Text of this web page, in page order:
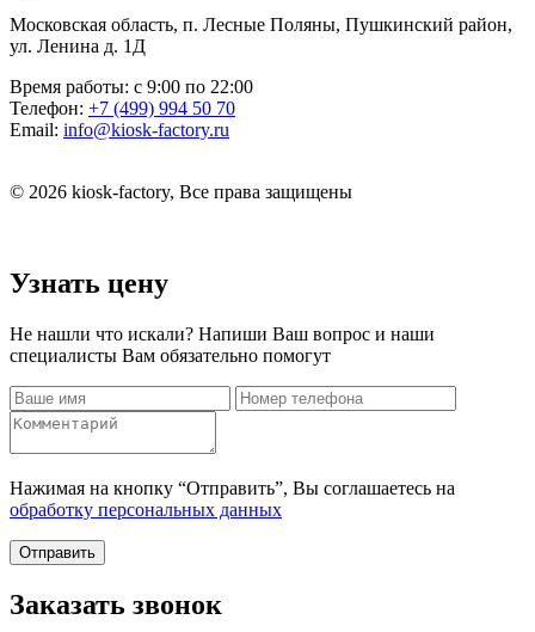
Московская область, п. Лесные Поляны, Пушкинский район,
ул. Ленина д. 1Д
Время работы: с 9:00 по 22:00
Телефон: +7 (499) 994 50 70
Email: info@kiosk-factory.ru
© 2026 kiosk-factory, Все права защищены
Узнать цену
Не нашли что искали? Напиши Ваш вопрос и наши
специалисты Вам обязательно помогут
Нажимая на кнопку “Отправить”, Вы соглашаетесь на
обработку персональных данных
Отправить
Заказать звонок